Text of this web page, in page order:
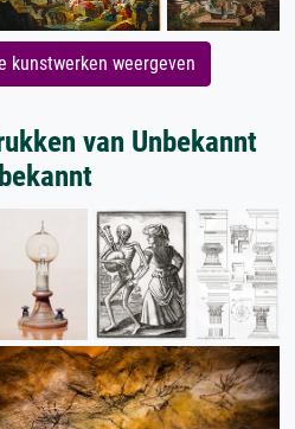
kunstwerken weergeven
van Unbekannt